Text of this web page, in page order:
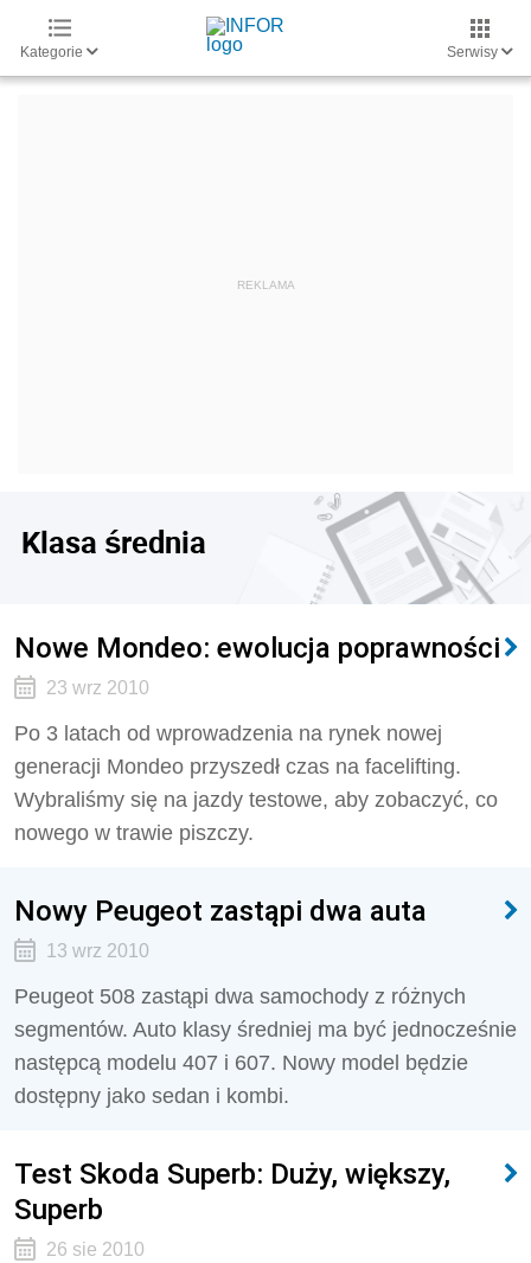
Kategorie Serwisy
Klasa średnia
Nowe Mondeo: ewolucja poprawności
23 wrz 2010
Po 3 latach od wprowadzenia na rynek nowej
generacji Mondeo przyszedł czas na facelifting.
Wybraliśmy się na jazdy testowe, aby zobaczyć, co
nowego w trawie piszczy.
Nowy Peugeot zastąpi dwa auta
13 wrz 2010
Peugeot 508 zastąpi dwa samochody z różnych
segmentów. Auto klasy średniej ma być jednocześnie
następcą modelu 407 i 607. Nowy model będzie
dostępny jako sedan i kombi.
Test Skoda Superb: Duży, większy,
Superb
26 sie 2010